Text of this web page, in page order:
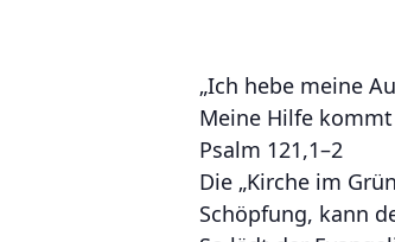
„Ich hebe meine
Meine Hilfe kommt
Psalm 121,1–2
Die „Kirche im
Schöpfung, kann